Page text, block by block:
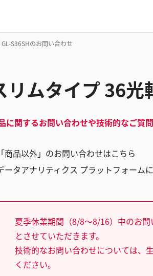
S36SHのお問い合わせ
リムタイプ 36光
に関するお問い合わせや技術的なご質問
「商品以外」のお問い合わせはこちら
ータアナリティクス プラットフォーム
夏季休業期間（8/8～8/16）中のお
とさせていただきます。
技術的なお問い合わせについては、
ください。